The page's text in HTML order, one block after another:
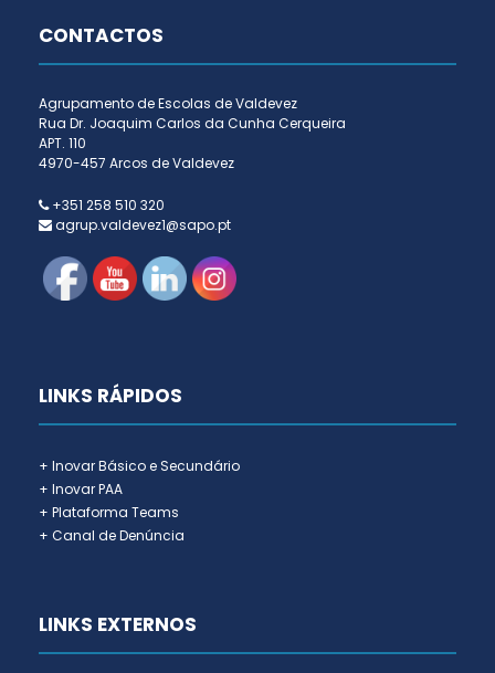
CONTACTOS
Agrupamento de Escolas de Valdevez
Rua Dr. Joaquim Carlos da Cunha Cerqueira
APT. 110
4970-457 Arcos de Valdevez
+351 258 510 320
agrup.valdevez1@sapo.pt
LINKS RÁPIDOS
+ Inovar Básico e Secundário
+ Inovar PAA
+ Plataforma Teams
+ Canal de Denúncia
LINKS EXTERNOS